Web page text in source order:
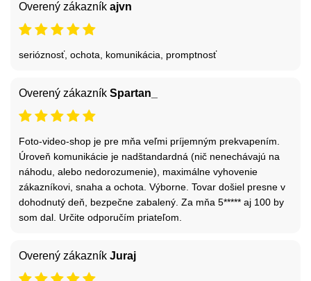
Overený zákazník ajvn
serióznosť, ochota, komunikácia, promptnosť
Overený zákazník Spartan_
Foto-video-shop je pre mňa veľmi príjemným prekvapením.
Úroveň komunikácie je nadštandardná (nič nenechávajú na
náhodu, alebo nedorozumenie), maximálne vyhovenie
zákazníkovi, snaha a ochota. Výborne. Tovar došiel presne v
dohodnutý deň, bezpečne zabalený. Za mňa 5***** aj 100 by
som dal. Určite odporučím priateľom.
Overený zákazník Juraj